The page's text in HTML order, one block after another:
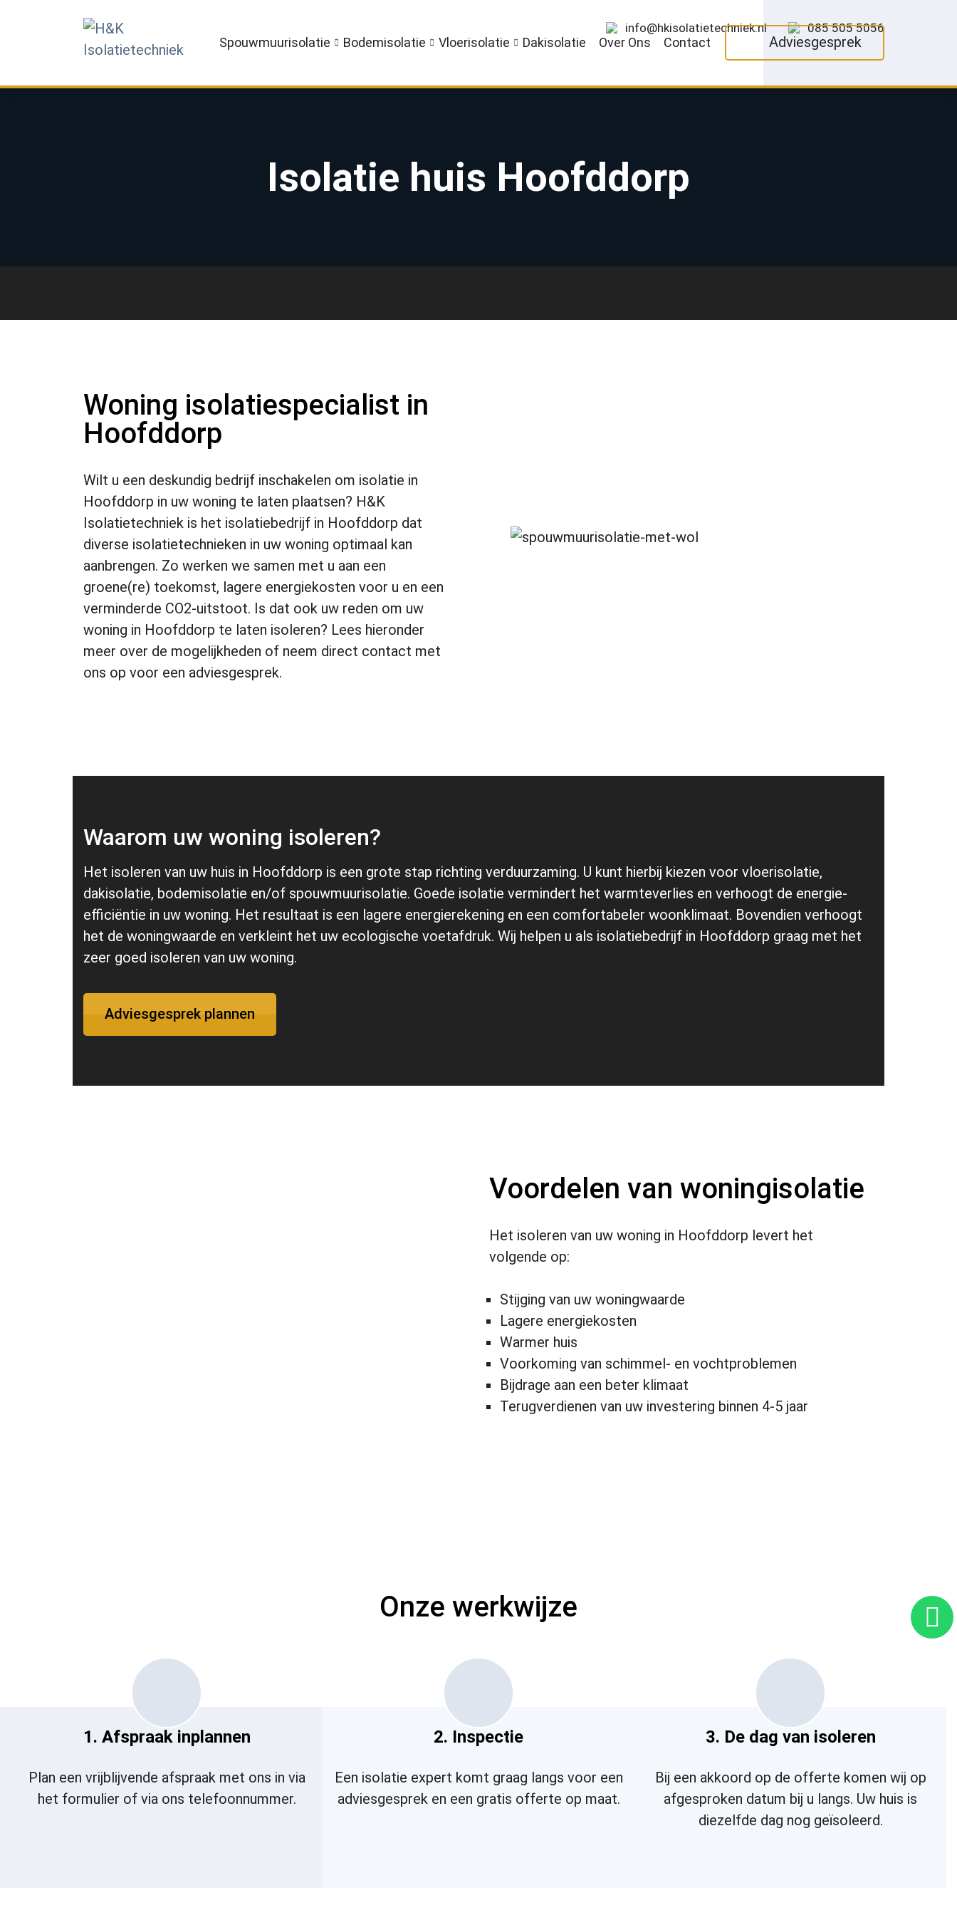
info@hkisolatietechniek.nl 085 505 5056
Spouwmuurisolatie Bodemisolatie Vloerisolatie Dakisolatie Over Ons Contact Adviesgesprek
Isolatie huis Hoofddorp
Woning isolatiespecialist in
Hoofddorp
Wilt u een deskundig bedrijf inschakelen om isolatie in
Hoofddorp in uw woning te laten plaatsen? H&K
Isolatietechniek is het isolatiebedrijf in Hoofddorp dat
diverse isolatietechnieken in uw woning optimaal kan
aanbrengen. Zo werken we samen met u aan een
groene(re) toekomst, lagere energiekosten voor u en een
verminderde CO2-uitstoot. Is dat ook uw reden om uw
woning in Hoofddorp te laten isoleren? Lees hieronder
meer over de mogelijkheden of neem direct contact met
ons op voor een adviesgesprek.
Waarom uw woning isoleren?
Het isoleren van uw huis in Hoofddorp is een grote stap richting verduurzaming. U kunt hierbij kiezen voor vloerisolatie,
dakisolatie, bodemisolatie en/of spouwmuurisolatie. Goede isolatie vermindert het warmteverlies en verhoogt de energie-
efficiëntie in uw woning. Het resultaat is een lagere energierekening en een comfortabeler woonklimaat. Bovendien verhoogt
het de woningwaarde en verkleint het uw ecologische voetafdruk. Wij helpen u als isolatiebedrijf in Hoofddorp graag met het
zeer goed isoleren van uw woning.
Adviesgesprek plannen
Voordelen van woningisolatie
Het isoleren van uw woning in Hoofddorp levert het
volgende op:
Stijging van uw woningwaarde
Lagere energiekosten
Warmer huis
Voorkoming van schimmel- en vochtproblemen
Bijdrage aan een beter klimaat
Terugverdienen van uw investering binnen 4-5 jaar
Onze werkwijze
1. Afspraak inplannen
Plan een vrijblijvende afspraak met ons in via
het formulier of via ons telefoonnummer.
2. Inspectie
Een isolatie expert komt graag langs voor een
adviesgesprek en een gratis offerte op maat.
3. De dag van isoleren
Bij een akkoord op de offerte komen wij op
afgesproken datum bij u langs. Uw huis is
diezelfde dag nog geïsoleerd.